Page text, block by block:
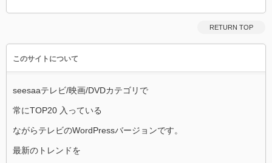
RETURN TOP
このサイトについて
seesaaテレビ/映画/DVDカテゴリで
常にTOP20 入っている
ながらテレビのWordPressバージョンです。
最新のトレンドを